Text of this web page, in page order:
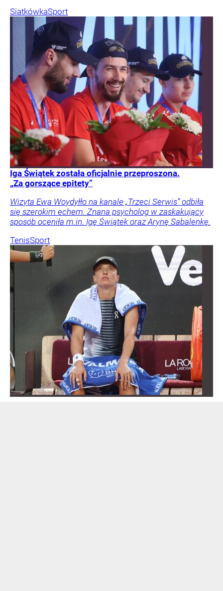
SiatkówkaSport
Iga Świątek została oficjalnie przeproszona.
„Za gorszące epitety”
Wizyta Ewa Woydyłło na kanale „Trzeci Serwis” odbiła
się szerokim echem. Znana psycholog w zaskakujący
sposób oceniła m.in. Igę Świątek oraz Arynę Sabalenkę.
TenisSport